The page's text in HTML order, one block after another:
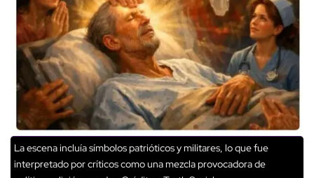
La escena incluía símbolos patrióticos y militares, lo que fue
interpretado por críticos como una mezcla provocadora de